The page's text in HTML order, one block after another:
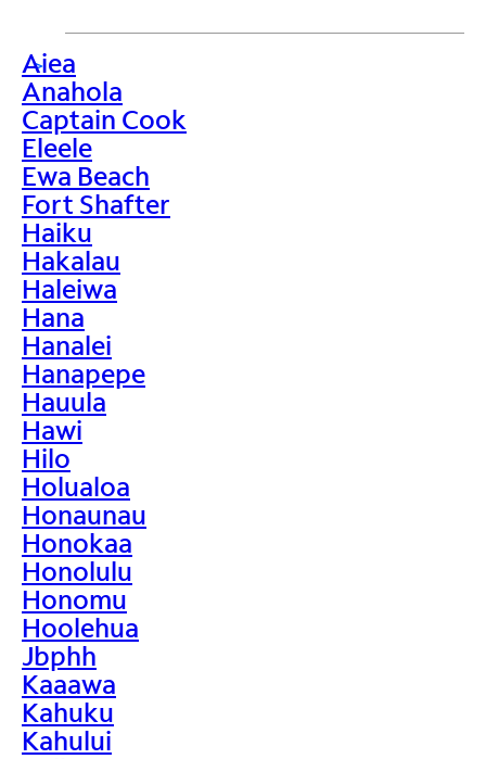
>
Aiea
Anahola
Captain Cook
Eleele
Ewa Beach
Fort Shafter
Haiku
Hakalau
Haleiwa
Hana
Hanalei
Hanapepe
Hauula
Hawi
Hilo
Holualoa
Honaunau
Honokaa
Honolulu
Honomu
Hoolehua
Jbphh
Kaaawa
Kahuku
Kahului